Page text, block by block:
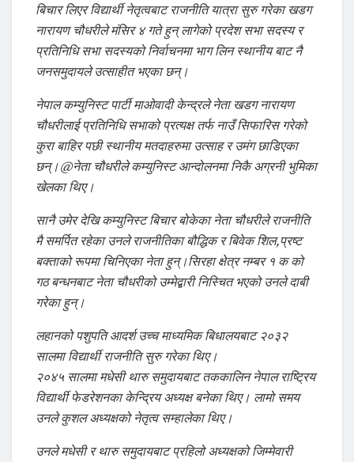
बिचार लिएर विद्यार्थी नेतृत्वबाट राजनीति यात्रा सुरु गरेका खडग
नारायण चौधरीले मंसिर ४ गते हुन् लागेको प्रदेश सभा सदस्य र
प्रतिनिधि सभा सदस्यको निर्वाचनमा भाग लिन स्थानीय बाट नै
जनसमुदायले उत्साहीत भएका छन्।
नेपाल कम्युनिस्ट पार्टी माओवादी केन्द्रले नेता खडग नारायण
चौधरीलाई प्रतिनिधि सभाको प्रत्यक्ष तर्फ नाउँ सिफारिस गरेको
कुरा बाहिर पछी स्थानीय मतदाहरुमा उत्साह र उमंग छाडिएका
छन्।@नेता चौधरीले कम्युनिस्ट आन्दोलनमा निकै अग्रनी भुमिका
खेलका थिए।
सानै उमेर देखि कम्युनिस्ट बिचार बोकेका नेता चौधरीले राजनीति
मै समर्पित रहेका उनले राजनीतिका बौद्धिक र बिवेक शिल,प्रष्ट
बक्ताको रूपमा चिनिएका नेता हुन्।सिरहा क्षेत्र नम्बर १ क को
गठ बन्धनबाट नेता चौधरीको उम्मेद्बारी निस्चित भएको उनले दाबी
गरेका हुन्।
लहानको पशुपति आदर्श उच्च माध्यमिक बिधालयबाट २०३२
सालमा विद्यार्थी राजनीति सुरु गरेका थिए।
२०४५ सालमा मधेसी थारु समुदायबाट तककालिन नेपाल राष्ट्रिय
विद्यार्थी फेडरेशनका केन्द्रिय अध्यक्ष बनेका थिए। लामो समय
उनले कुशल अध्यक्षको नेतृत्व सम्हालेका थिए।
उनले मधेसी र थारु समुदायबाट प्रहिलो अध्यक्षको जिम्मेवारी